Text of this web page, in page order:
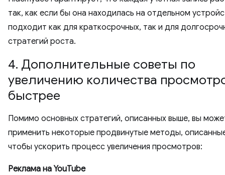
так, как если бы она находилась на отдельном
подходит как для краткосрочных, так и для
стратегий роста.
4. Дополнительные советы по
увеличению количества
быстрее
Помимо основных стратегий, описанных выше, вы
применить некоторые продвинутые методы,
чтобы ускорить процесс увеличения просмотров:
Реклама на YouTube